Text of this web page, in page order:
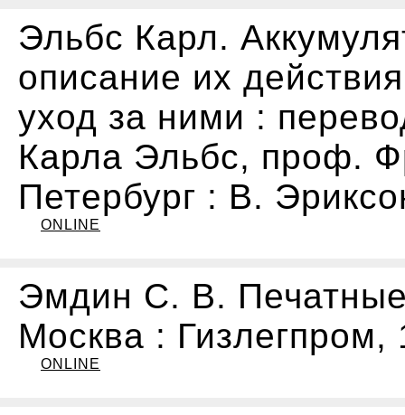
Эльбс Карл.
описание их
уход за ними :
Карла Эльбс, проф.
Петербург : В.
ONLINE
Эмдин С. В.
Москва : Гизлегпром,
ONLINE